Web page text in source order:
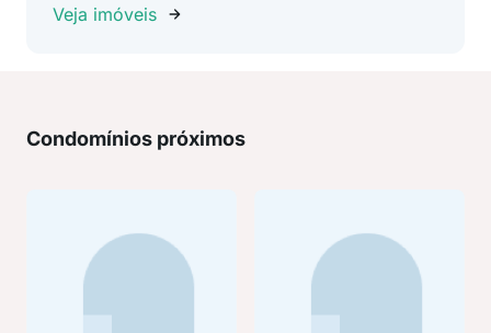
Veja imóveis
Condomínios próximos